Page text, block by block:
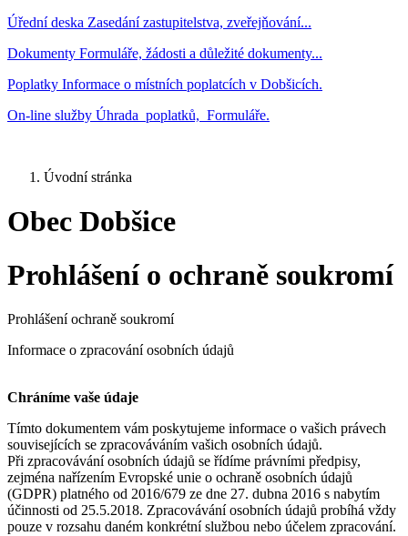
Úřední deska Zasedání zastupitelstva, zveřejňování...
Dokumenty Formuláře, žádosti a důležité dokumenty...
Poplatky Informace o místních poplatcích v Dobšicích.
On-line služby Úhrada poplatků, Formuláře.
Úvodní stránka
Obec Dobšice
Prohlášení o ochraně soukromí
Prohlášení ochraně soukromí
Informace o zpracování osobních údajů
Chráníme vaše údaje
Tímto dokumentem vám poskytujeme informace o vašich právech
souvisejících se zpracováváním vašich osobních údajů.
Při zpracovávání osobních údajů se řídíme právními předpisy,
zejména nařízením Evropské unie o ochraně osobních údajů
(GDPR) platného od 2016/679 ze dne 27. dubna 2016 s nabytím
účinnosti od 25.5.2018. Zpracovávání osobních údajů probíhá vždy
pouze v rozsahu daném konkrétní službou nebo účelem zpracování.